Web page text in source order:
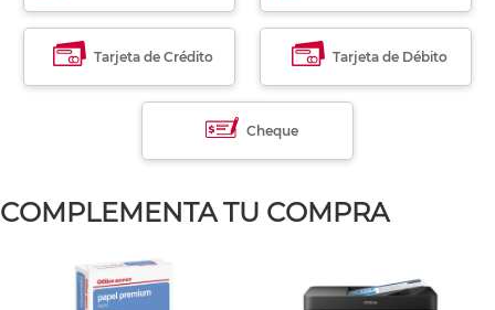
Tarjeta de Crédito Tarjeta de Débito
Cheque
COMPLEMENTA TU COMPRA